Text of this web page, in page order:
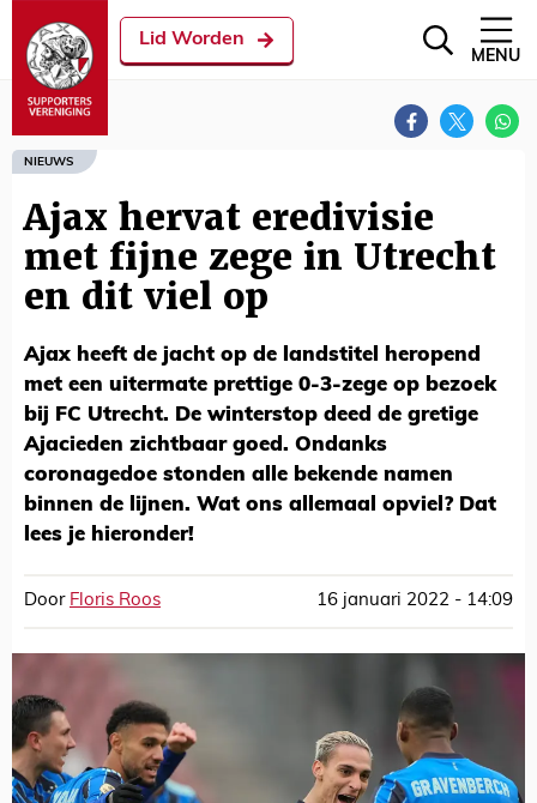
Lid Worden
MENU
NIEUWS
Ajax hervat eredivisie
met fijne zege in Utrecht
en dit viel op
Ajax heeft de jacht op de landstitel heropend
met een uitermate prettige 0-3-zege op bezoek
bij FC Utrecht. De winterstop deed de gretige
Ajacieden zichtbaar goed. Ondanks
coronagedoe stonden alle bekende namen
binnen de lijnen. Wat ons allemaal opviel? Dat
lees je hieronder!
Door Floris Roos 16 januari 2022 - 14:09